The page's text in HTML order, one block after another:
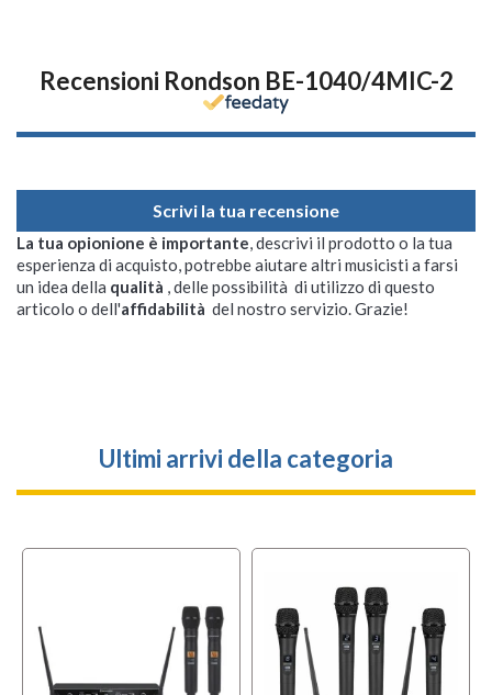
Recensioni Rondson BE-1040/4MIC-2
Scrivi la tua recensione
La tua opionione è importante, descrivi il prodotto o la tua
esperienza di acquisto, potrebbe aiutare altri musicisti a farsi
un idea della qualità , delle possibilità di utilizzo di questo
articolo o dell'affidabilità del nostro servizio. Grazie!
Ultimi arrivi della categoria